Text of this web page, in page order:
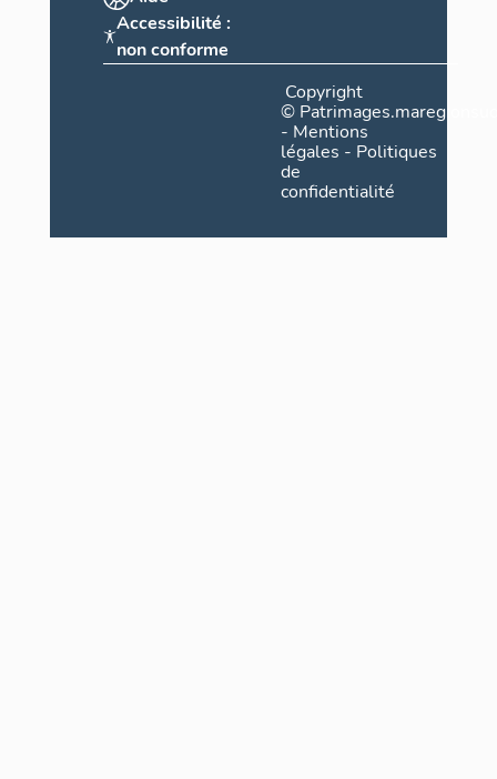
Accessibilité :
non conforme
Copyright
©
- Mentions
légales - Politiques
de
confidentialité